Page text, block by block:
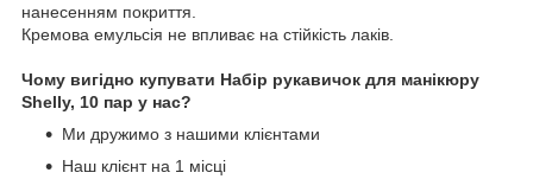
нанесенням покриття.
Кремова емульсія не впливає на стійкість лаків.
Чому вигідно купувати Набір рукавичок для манікюру
Shelly, 10 пар у нас?
Ми дружимо з нашими клієнтами
Наш клієнт на 1 місці